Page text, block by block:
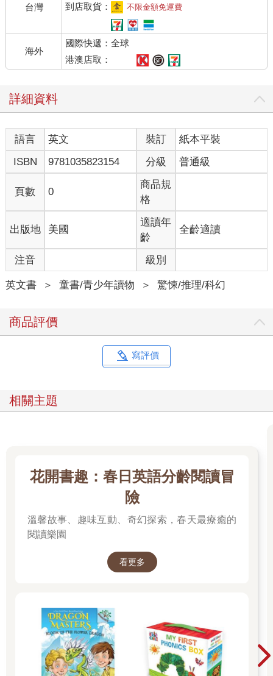
台灣
到店取貨：
不限金額免運費
海外
國際快遞：全球
港澳店取：
詳細資料
語言 英文 裝訂
紙本平裝
ISBN
9781035823154 分級 普通級
頁數 0
商品規
格
出版地 美國
適讀年
齡
全齡適讀
注音 級別
英文書 ＞ 童書/青少年讀物 ＞ 驚悚/推理/科幻
商品評價
寫評價
相關主題
花開書趣：春日英語分齡閱讀冒
險
溫馨故事、趣味互動、奇幻探索，春天最療癒的
閱讀樂園
看更多